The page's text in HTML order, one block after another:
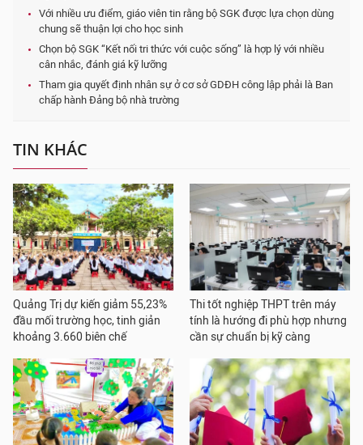
Với nhiều ưu điểm, giáo viên tin rằng bộ SGK được lựa chọn dùng
chung sẽ thuận lợi cho học sinh
Chọn bộ SGK “Kết nối tri thức với cuộc sống” là hợp lý với nhiều
cân nhắc, đánh giá kỹ lưỡng
Tham gia quyết định nhân sự ở cơ sở GDĐH công lập phải là Ban
chấp hành Đảng bộ nhà trường
TIN KHÁC
Quảng Trị dự kiến giảm 55,23%
đầu mối trường học, tinh giản
khoảng 3.660 biên chế
Thi tốt nghiệp THPT trên máy
tính là hướng đi phù hợp nhưng
cần sự chuẩn bị kỹ càng